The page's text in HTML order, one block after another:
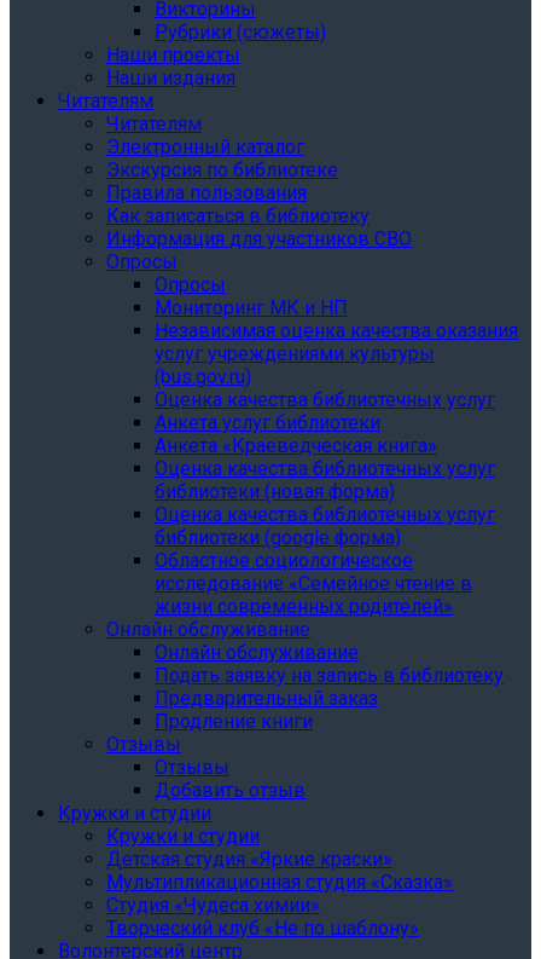
Викторины
Рубрики (сюжеты)
Наши проекты
Наши издания
Читателям
Читателям
Электронный каталог
Экскурсия по библиотеке
Правила пользования
Как записаться в библиотеку
Информация для участников СВО
Опросы
Опросы
Мониторинг МК и НП
Независимая оценка качества оказания
услуг учреждениями культуры
(bus.gov.ru)
Оценка качества библиотечных услуг
Анкета услуг библиотеки
Анкета «Краеведческая книга»
Oценка качества библиотечных услуг
библиотеки (новая форма)
Oценка качества библиотечных услуг
библиотеки (google форма)
Областное социологическое
исследование «Семейное чтение в
жизни современных родителей»
Онлайн обслуживание
Онлайн обслуживание
Подать заявку на запись в библиотеку
Предварительный заказ
Продление книги
Отзывы
Отзывы
Добавить отзыв
Кружки и студии
Кружки и студии
Детская студия «Яркие краски»
Мультипликационная студия «Сказка»
Студия «Чудеса химии»
Творческий клуб «Не по шаблону»
Волонтерский центр